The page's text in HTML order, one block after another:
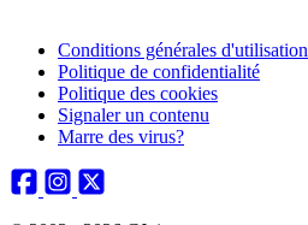
Conditions générales d'utilisation
Politique de confidentialité
Politique des cookies
Signaler un contenu
Marre des virus?